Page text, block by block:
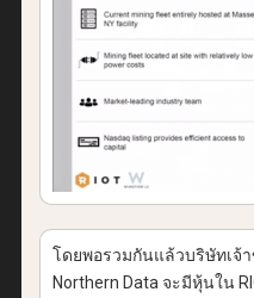
โดยพอรวมกันแล้วบริษัทเจ้
Northern Data จะมีหุ้นใน